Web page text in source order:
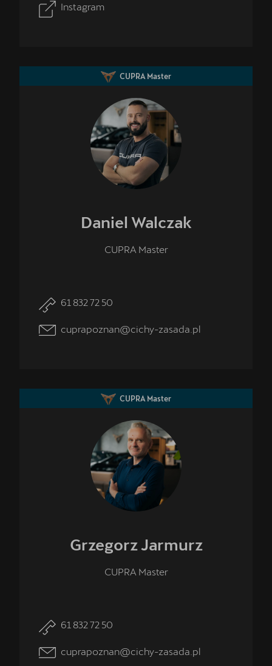
Instagram
CUPRA Master
Daniel Walczak
CUPRA Master
61 832 72 50
cuprapoznan@cichy-zasada.pl
CUPRA Master
GrzegorzJarmurz
CUPRA Master
61 832 72 50
cuprapoznan@cichy-zasada.pl